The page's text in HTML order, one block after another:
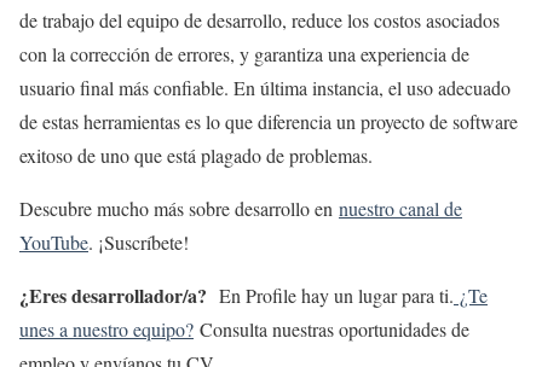
de trabajo del equipo de desarrollo, reduce los costos asociados
con la corrección de errores, y garantiza una experiencia de
usuario final más confiable. En última instancia, el uso adecuado
de estas herramientas es lo que diferencia un proyecto de software
exitoso de uno que está plagado de problemas.
Descubre mucho más sobre desarrollo en nuestro canal de
YouTube. ¡Suscríbete!
¿Eres desarrollador/a? En Profile hay un lugar para ti. ¿Te
unes a nuestro equipo? Consulta nuestras oportunidades de